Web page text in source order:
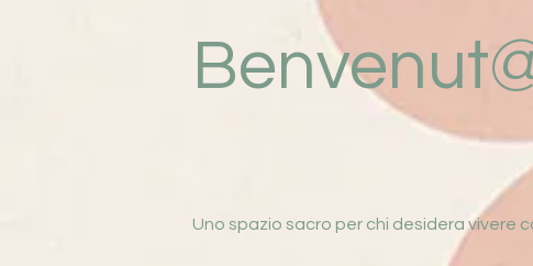
Uno spazio sacro per chi desidera vivere